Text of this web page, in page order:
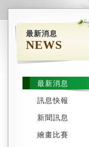
最新消息
NEWS
最新消息
訊息快報
新聞訊息
繪畫比賽